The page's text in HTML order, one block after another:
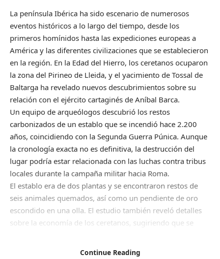
La península Ibérica ha sido escenario de numerosos
eventos históricos a lo largo del tiempo, desde los
primeros homínidos hasta las expediciones europeas a
América y las diferentes civilizaciones que se establecieron
en la región. En la Edad del Hierro, los ceretanos ocuparon
la zona del Pirineo de Lleida, y el yacimiento de Tossal de
Baltarga ha revelado nuevos descubrimientos sobre su
relación con el ejército cartaginés de Aníbal Barca.
Un equipo de arqueólogos descubrió los restos
carbonizados de un establo que se incendió hace 2.200
años, coincidiendo con la Segunda Guerra Púnica. Aunque
la cronología exacta no es definitiva, la destrucción del
lugar podría estar relacionada con las luchas contra tribus
locales durante la campaña militar hacia Roma.
El establo era de dos plantas y se encontraron restos de
seis animales quemados, así como un pendiente de oro
escondido en una olla. El estudio también reveló detalles
sobre la economía de los ceretanos, sugiriendo que se
El incendio en el establo podría haber sido provocado por
Continue Reading